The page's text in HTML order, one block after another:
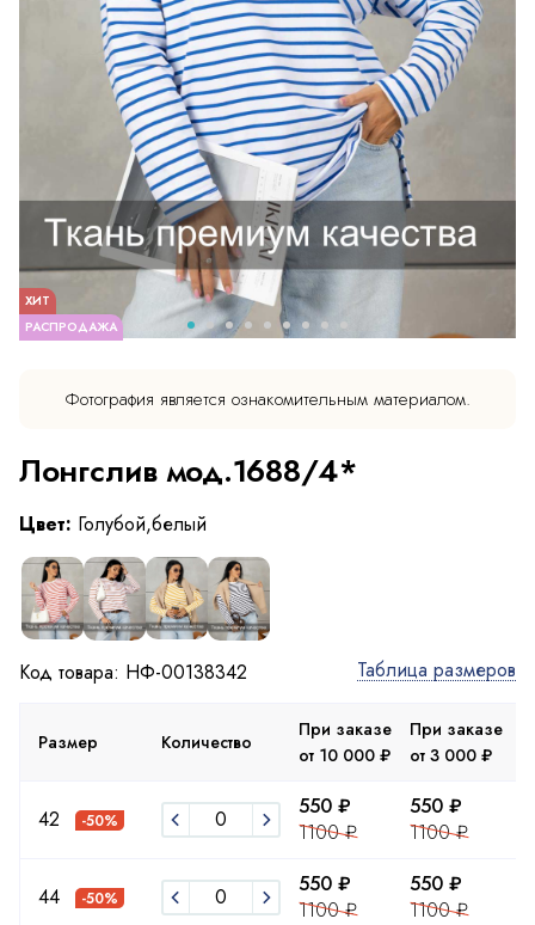
РАСПРОДАЖА
ХИТ
Фотография является ознакомительным материалом.
Лонгслив мод.1688/4*
Цвет: Голубой,белый
Код товара: НФ-00138342 Таблица размеров
Размер Количество
При заказе
от 10 000 ₽
При заказе
от 3 000 ₽
42 -50%
550 ₽
1100 ₽
550 ₽
1100 ₽
44 -50%
550 ₽
1100 ₽
550 ₽
1100 ₽